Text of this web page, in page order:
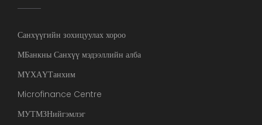
Санхүүгийн зохицуулах хороо
МБанкны Санхүү мэдээллийн алба
МҮХАҮТанхим
Microfinance Centre
МУТМЗНийгэмлэг